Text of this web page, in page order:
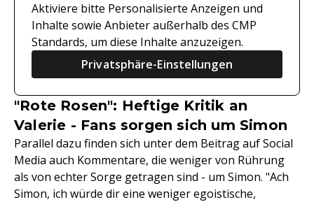
Aktiviere bitte Personalisierte Anzeigen und
Inhalte sowie Anbieter außerhalb des CMP
Standards, um diese Inhalte anzuzeigen.
Privatsphäre-Einstellungen
"Rote Rosen": Heftige Kritik an
Valerie - Fans sorgen sich um Simon
Parallel dazu finden sich unter dem Beitrag auf Social
Media auch Kommentare, die weniger von Rührung
als von echter Sorge getragen sind - um Simon. "Ach
Simon, ich würde dir eine weniger egoistische,